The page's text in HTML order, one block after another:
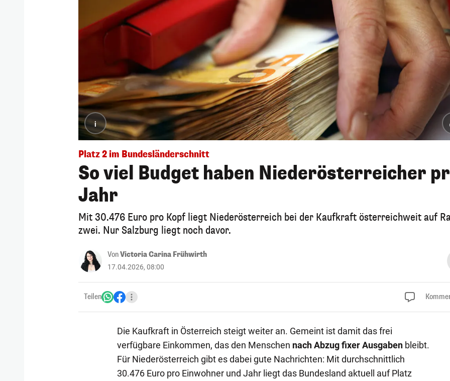
i
Platz 2 im Bundesländerschnitt
So viel Budget haben Niederösterreicher
Jahr
Mit 30.476 Euro pro Kopf liegt Niederösterreich bei der Kaufkraft österreichweit auf
zwei. Nur Salzburg liegt noch davor.
VonVictoria Carina Frühwirth
17.04.2026, 08:00
Teilen
Die Kaufkraft in Österreich steigt weiter an. Gemeint ist damit das frei
verfügbare Einkommen, das den Menschen nach Abzug fixer Ausgabenbleibt.
Für Niederösterreich gibt es dabei gute Nachrichten: Mit durchschnittlich
30.476 Euro pro Einwohner und Jahr liegt das Bundesland aktuell auf Platz